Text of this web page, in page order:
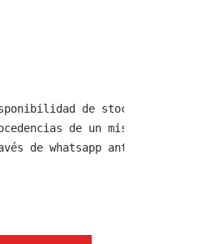
de stock y
de un mismo producto.
de whatsapp antes de